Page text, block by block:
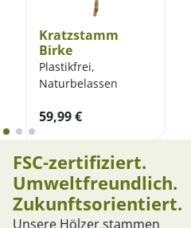
Kratzstamm
Birke
Plastikfrei,
Naturbelassen
59,99€
FSC-zertifiziert.
Umweltfreundlich.
Zukunftsorientiert.
Unsere Hölzer stammen